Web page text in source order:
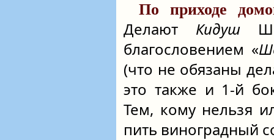
По приходе
Делают Кидуш
благословением «
(что не обязаны
это также и 1-й
Тем, кому нельзя
пить виноградный